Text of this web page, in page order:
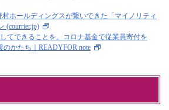
ホールディングスが繋いできた「マイノリティ
(courrier.jp)
てできることを。コロナ基金で従業員寄付を
かたち｜READYFOR note